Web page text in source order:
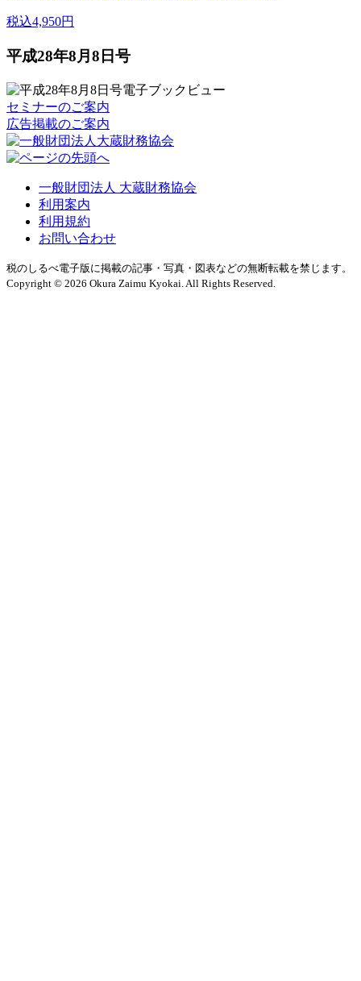
税込4,950円
平成28年8月8日号
セミナーのご案内
広告掲載のご案内
一般財団法人 大蔵財務協会
利用案内
利用規約
お問い合わせ
税のしるべ電子版に掲載の記事・写真・図表などの無断転載を禁じます。
Copyright © 2026 Okura Zaimu Kyokai. All Rights Reserved.